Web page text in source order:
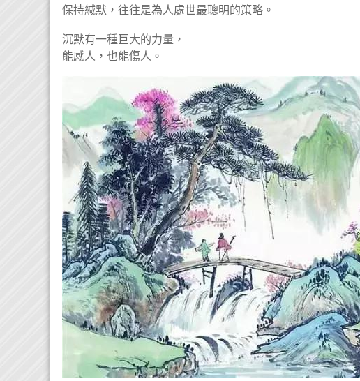
保持緘默，往往是為人處世最聰明的策略。
沉默有一種巨大的力量，
能感人，也能傷人。